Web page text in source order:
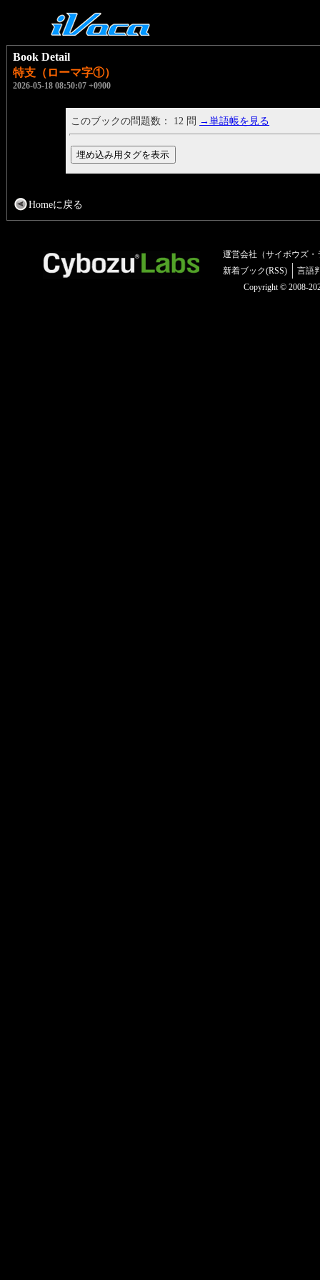
Book Detail
特支（ローマ字①）
2026-05-18 08:50:07 +0900
このブックの問題数： 12 問 →単語帳を見る
Homeに戻る
運営会社（サイボウズ・
新着ブック(RSS)
言語
Copyright © 2008-